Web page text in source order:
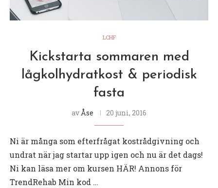
LCHF
Kickstarta sommaren med
lågkolhydratkost & periodisk
fasta
av Åse 20 juni, 2016
Ni är många som efterfrågat kostrådgivning och
undrat när jag startar upp igen och nu är det dags!
Ni kan läsa mer om kursen HÄR! Annons för
TrendRehab Min kod …